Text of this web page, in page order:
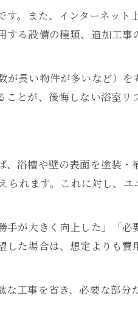
のコツ
用を節約
用術
直し方
費用の選択
ント解説
用の使い方
の工夫
しく理解
える方法
。また、インターネット
る設備の種類、追加工事
長い物件が多いなど）
とが、後悔しない浴室リ
浴槽や壁の表面を塗装・
れます。これに対し、
が大きく向上した」「
た場合は、想定よりも
工事を省き、必要な部分